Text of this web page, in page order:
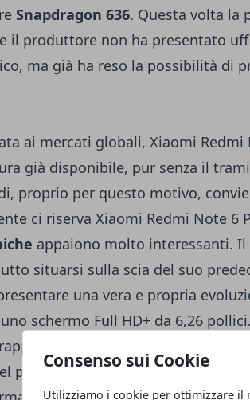
Consenso sui Cookie
Utilizziamo i cookie per ottimizzare
Snapdragon 636. Questa volta la
il produttore non ha presentato
ma già ha reso la possibilità di
ai mercati globali, Xiaomi Redmi
già disponibile, pur senza il
proprio per questo motivo,
ci riserva Xiaomi Redmi Note 6
appaiono molto interessanti.
situarsi sulla scia del suo
una vera e propria
schermo Full HD+ da 6,26
è di 19:9. Sulla parte
processore abbiamo già datto, ma